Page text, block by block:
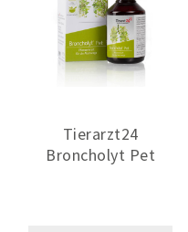
Tierarzt24
Broncholyt Pet